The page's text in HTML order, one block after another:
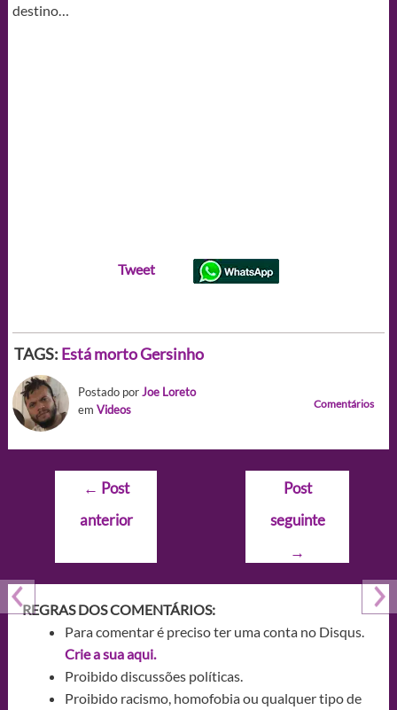
destino…
Tweet
TAGS: Está morto Gersinho
Postado porJoe Loreto
em Videos Comentários
Navegação
Post
← Post
anterior
Post
seguinte
→
REGRAS DOS COMENTÁRIOS:
Para comentar é preciso ter uma conta no Disqus.
Crie a sua aqui.
Proibido discussões políticas.
Proibido racismo, homofobia ou qualquer tipo de